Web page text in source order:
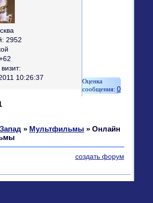
2952
10:26:37
0
» Мультфильмы » Онлайн
создать форум